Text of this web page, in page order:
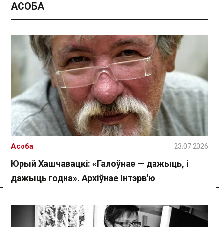
АСОБА
Юрый Хашчавацкі: «Галоўнае — дажыць, і
дажыць годна». Архіўнае інтэрв'ю
Асоба 23.07.2026